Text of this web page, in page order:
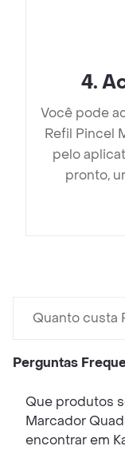
4.
Você pode
Refil Pincel
pelo
pronto,
Quanto custa
Perguntas
Que produtos
Marcador
encontrar em